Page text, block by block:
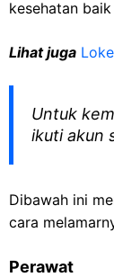
kesehatan
Lihat juga
Untuk
ikuti akun
Dibawah ini
cara
Perawat